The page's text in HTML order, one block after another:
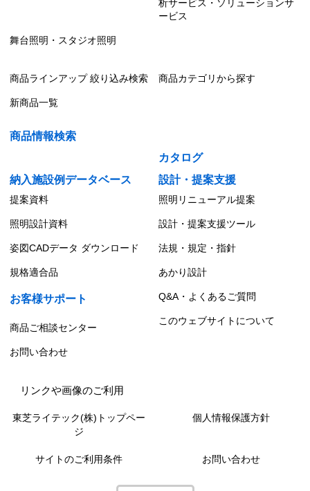
析サービス・ソリューションサ
ービス
舞台照明・スタジオ照明
商品ラインアップ 絞り込み検索 商品カテゴリから探す
新商品一覧
商品情報検索
カタログ
納入施設例データベース
設計・提案支援
提案資料 照明リニューアル提案
照明設計資料 設計・提案支援ツール
姿図CADデータ ダウンロード 法規・規定・指針
規格適合品 あかり設計
お客様サポート Q&A・よくあるご質問
商品ご相談センター
このウェブサイトについて
お問い合わせ
リンクや画像のご利用
東芝ライテック(株)トップペー
ジ
個人情報保護方針
サイトのご利用条件 お問い合わせ